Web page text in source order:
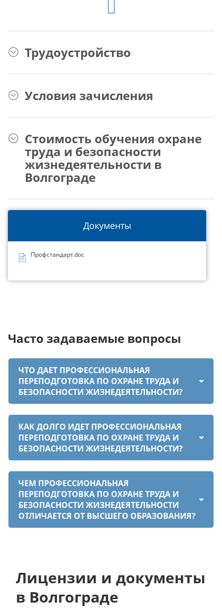
Документы
Профстандарт.doc
Трудоустройство
Условия зачисления
Стоимость обучения охране
труда и безопасности
жизнедеятельности в
Волгограде
Часто задаваемые вопросы
ЧТО ДАЕТ ПРОФЕССИОНАЛЬНАЯ
ПЕРЕПОДГОТОВКА ПО ОХРАНЕ ТРУДА И
БЕЗОПАСНОСТИ ЖИЗНЕДЕЯТЕЛЬНОСТИ?
КАК ДОЛГО ИДЕТ ПРОФЕССИОНАЛЬНАЯ
ПЕРЕПОДГОТОВКА ПО ОХРАНЕ ТРУДА И
БЕЗОПАСНОСТИ ЖИЗНЕДЕЯТЕЛЬНОСТИ?
ЧЕМ ПРОФЕССИОНАЛЬНАЯ
ПЕРЕПОДГОТОВКА ПО ОХРАНЕ ТРУДА И
БЕЗОПАСНОСТИ ЖИЗНЕДЕЯТЕЛЬНОСТИ
ОТЛИЧАЕТСЯ ОТ ВЫСШЕГО ОБРАЗОВАНИЯ?
Лицензии и документы
в Волгограде